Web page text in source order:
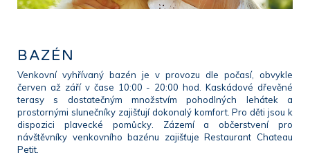
BAZÉN
Venkovní vyhřívaný bazén je v provozu dle počasí, obvykle
červen až září v čase 10:00 - 20:00 hod. Kaskádové dřevěné
terasy s dostatečným množstvím pohodlných lehátek a
prostornými slunečníky zajišťují dokonalý komfort. Pro děti jsou k
dispozici plavecké pomůcky. Zázemí a občerstvení pro
návštěvníky venkovního bazénu zajišťuje Restaurant Chateau
Petit.